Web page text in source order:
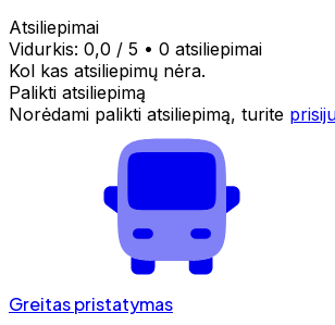
Atsiliepimai
Vidurkis: 0,0 / 5 • 0 atsiliepimai
Kol kas atsiliepimų nėra.
Palikti atsiliepimą
Norėdami palikti atsiliepimą, turite
Greitas pristatymas